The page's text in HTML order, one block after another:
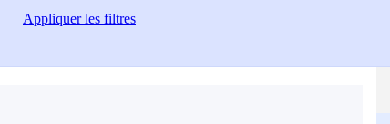
Appliquerles filtres